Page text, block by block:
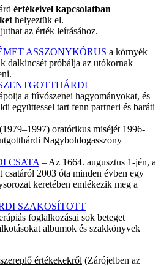
értékeivel kapcsolatban
helyeztük el.
az érték leírásához.
ASSZONYKÓRUS a környék
dalkincsét próbálja az utókornak
a fúvószenei hagyományokat, és
együttessel tart fenn partneri és baráti
(1979–1997) oratórikus miséjét 1996-
Nagyboldogasszony
CSATA – Az 1664. augusztus 1-jén, a
csatáról 2003 óta minden évben egy
keretében emlékezik meg a
SZAKOSÍTOTT
foglalkozásai sok beteget
albumok és szakkönyvek
értékekekről (Zárójelben az